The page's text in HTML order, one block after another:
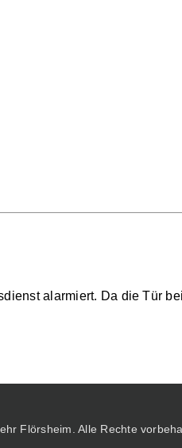
alarmiert. Da die Tür
Flörsheim. Alle Rechte